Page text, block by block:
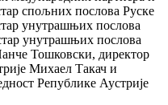
спољних послова Руске
унутрашњих послова
унутрашњих послова
Тошковски, директор
Михаел Такач и
Републике Аустрије